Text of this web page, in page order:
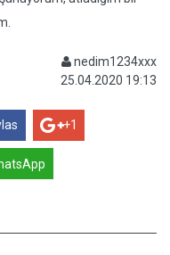
nedim1234xxx
25.04.2020 19:13
+1